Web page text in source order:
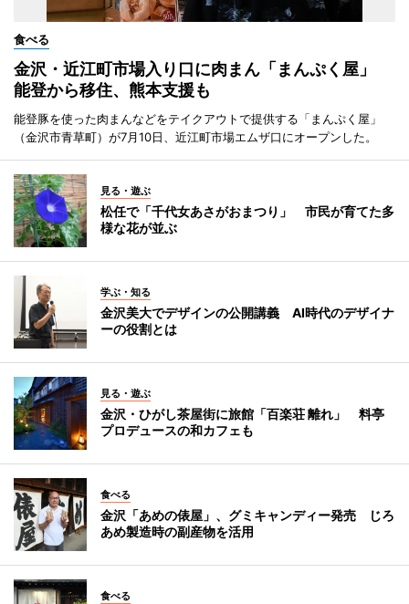
食べる
金沢・近江町市場入り口に肉まん「まんぷく屋」
能登から移住、熊本支援も
能登豚を使った肉まんなどをテイクアウトで提供する「まんぷく屋」
（金沢市青草町）が7月10日、近江町市場エムザ口にオープンした。
見る・遊ぶ
松任で「千代女あさがおまつり」 市民が育てた多
様な花が並ぶ
学ぶ・知る
金沢美大でデザインの公開講義 AI時代のデザイナ
ーの役割とは
見る・遊ぶ
金沢・ひがし茶屋街に旅館「百楽荘 離れ」 料亭
プロデュースの和カフェも
食べる
金沢「あめの俵屋」、グミキャンディー発売 じろ
あめ製造時の副産物を活用
食べる